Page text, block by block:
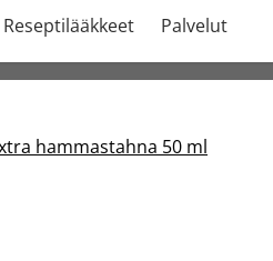
Reseptilääkkeet Palvelut
hammastahna 50 ml